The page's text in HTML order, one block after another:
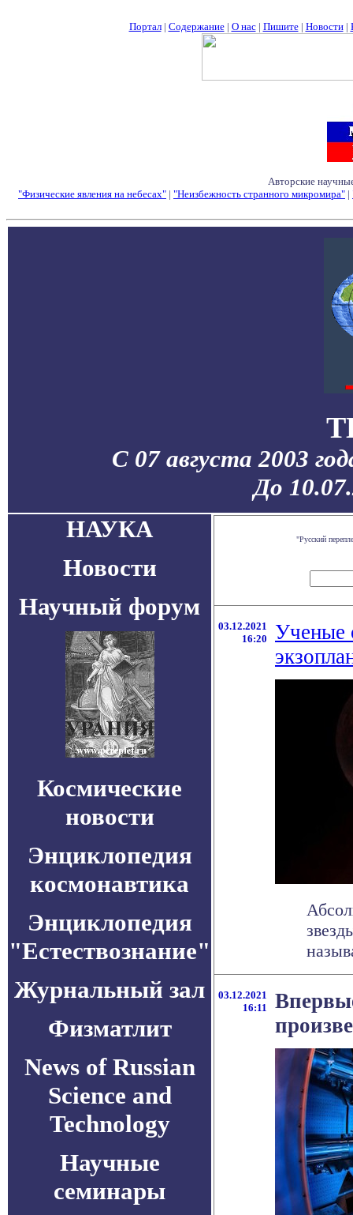
Портал| Содержание| О нас| Пишите| Новости|
Авторские
"Физические явления на небесах" | "Неизбежность странного микромира" |
С 07 августа 2003
До
НАУКА
Новости
Научный форум
Космические
новости
Энциклопедия
космонавтика
Энциклопедия
"Естествознание"
Журнальный зал
Физматлит
News of Russian
Science and
Technology
Научные
семинары
"Русский
03.12.2021
16:20
Ученые
03.12.2021
16:11